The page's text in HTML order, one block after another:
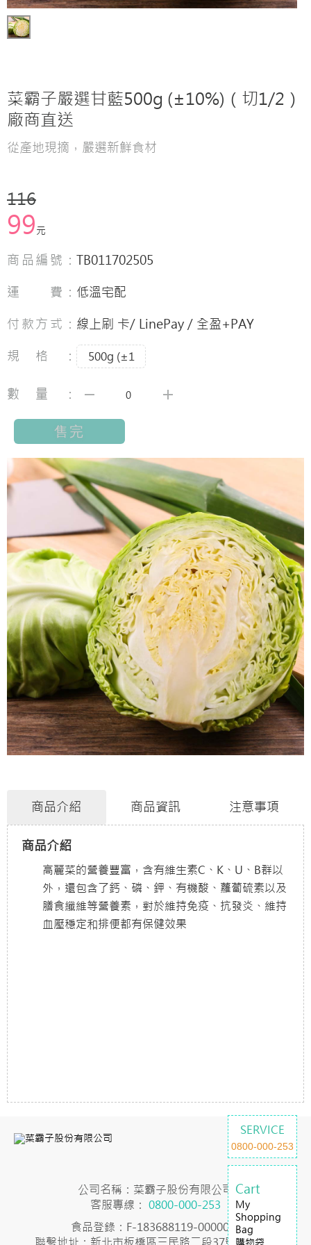
菜霸子嚴選甘藍500g (±10%)（切1/2）
廠商直送
從產地現摘，嚴選新鮮食材
116
99元
商品編號： TB011702505
運 費： 低溫宅配
付款方式： 線上刷 卡/ LinePay / 全盈+PAY
規格：
500g (±1
數量：
售完
商品介紹 商品資訊 注意事項
商品介紹
高麗菜的營養豐富，含有維生素C、K、U、B群以
外，還包含了鈣、磷、鉀、有機酸、蘿蔔硫素以及
膳食纖維等營養素，對於維持免疫、抗發炎、維持
血壓穩定和排便都有保健效果
SERVICE
0800-000-253
Cart
My
Shopping
Bag
購物袋
公司名稱：菜霸子股份有限公司
客服專線： 0800-000-253
食品登錄：F-183688119-00000-7
聯繫地址：新北市板橋區三民路二段37號23樓之2